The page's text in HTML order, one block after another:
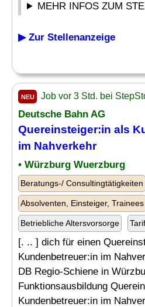
MEHR INFOS ZUM
▶ Zur Stellenanzeige
NEU Job vor 3 Std. bei
Deutsche Bahn AG
Quereinsteiger:in als
im Nahverkehr
• Würzburg Wuerzburg
Beratungs-/ Consultingtätigkeiten
Absolventen, Einsteiger, Trainees
Betriebliche Altersvorsorge
[. .. ] dich für einen
Kundenbetreuer:in im
DB Regio-Schiene in
Funktionsausbildung
Kundenbetreuer:in im